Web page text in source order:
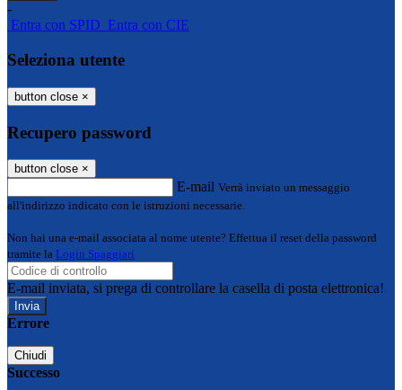
-
Entra con SPID Entra con CIE
Seleziona utente
button close ×
Recupero password
button close ×
E-mail Verrà inviato un messaggio
all'indirizzo indicato con le istruzioni necessarie.
Non hai una e-mail associata al nome utente? Effettua il reset della password
tramite la Login Spaggiari
E-mail inviata, si prega di controllare la casella di posta elettronica!
Errore
Chiudi
Successo